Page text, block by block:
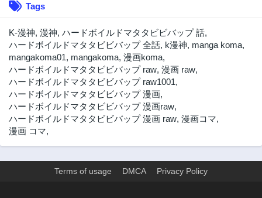
Tags
K-漫神, 漫神, ハードボイルドマタタビビバップ 話,
ハードボイルドマタタビビバップ 全話, k漫神, manga koma,
mangakoma01, mangakoma, 漫画koma,
ハードボイルドマタタビビバップ raw, 漫画 raw,
ハードボイルドマタタビビバップ raw1001,
ハードボイルドマタタビビバップ 漫画,
ハードボイルドマタタビビバップ 漫画raw,
ハードボイルドマタタビビバップ 漫画 raw, 漫画コマ,
漫画 コマ,
Terms of usage DMCA Privacy Policy